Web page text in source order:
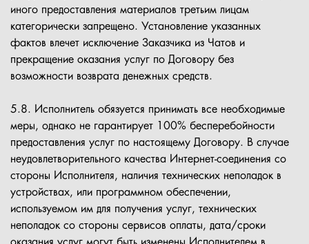
иного предоставления материалов третьим лицам
категорически запрещено. Установление указанных
фактов влечет исключение Заказчика из Чатов и
прекращение оказания услуг по Договору без
возможности возврата денежных средств.
5.8. Исполнитель обязуется принимать все необходимые
меры, однако не гарантирует 100% бесперебойности
предоставления услуг по настоящему Договору. В случае
неудовлетворительного качества Интернет-соединения со
стороны Исполнителя, наличия технических неполадок в
устройствах, или программном обеспечении,
используемом им для получения услуг, технических
неполадок со стороны сервисов оплаты, дата/сроки